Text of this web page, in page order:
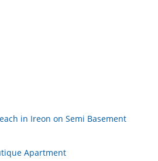
in Ireon on Semi Basement
Apartment